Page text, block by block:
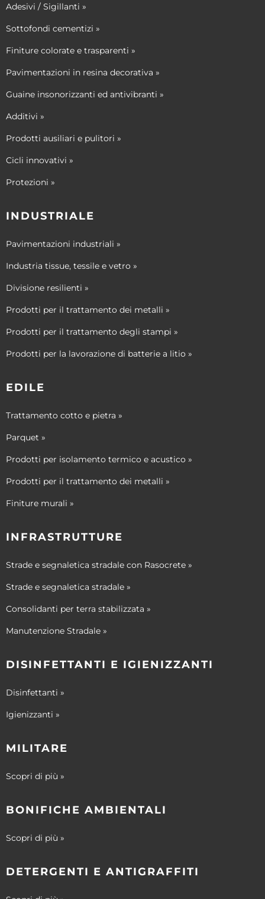
Adesivi / Sigillanti »
Sottofondi cementizi »
Finiture colorate e trasparenti »
Pavimentazioni in resina decorativa »
Guaine insonorizzanti ed antivibranti »
Additivi »
Prodotti ausiliari e pulitori »
Cicli innovativi »
Protezioni »
INDUSTRIALE
Pavimentazioni industriali »
Industria tissue, tessile e vetro »
Divisione resilienti »
Prodotti per il trattamento dei metalli »
Prodotti per il trattamento degli stampi »
Prodotti per la lavorazione di batterie a litio »
EDILE
Trattamento cotto e pietra »
Parquet »
Prodotti per isolamento termico e acustico »
Prodotti per il trattamento dei metalli »
Finiture murali »
INFRASTRUTTURE
Strade e segnaletica stradale con Rasocrete »
Strade e segnaletica stradale »
Consolidanti per terra stabilizzata »
Manutenzione Stradale »
DISINFETTANTI E IGIENIZZANTI
Disinfettanti »
Igienizzanti »
MILITARE
Scopri di più »
BONIFICHE AMBIENTALI
Scopri di più »
DETERGENTI E ANTIGRAFFITI